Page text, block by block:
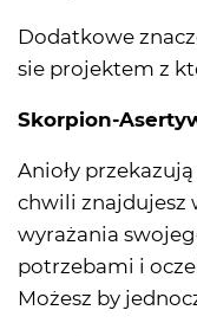
Dodatkowe
sie projektem z
Skorpion-
Anioły
chwili znajdujesz
wyrażania
potrzebami i
Możesz by